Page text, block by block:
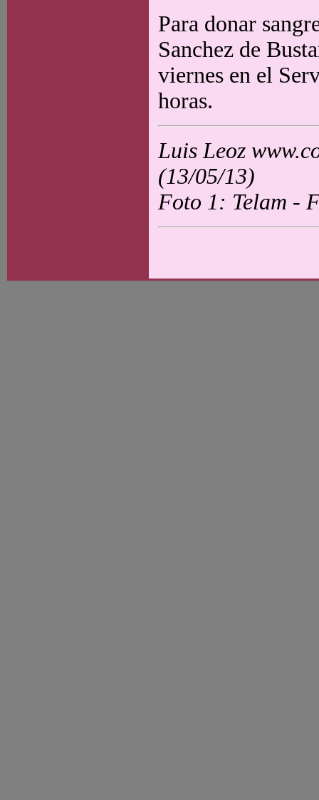
Para donar
Sanchez de
viernes en el
horas.
Luis Leoz
(13/05/13)
Foto 1: Telam -